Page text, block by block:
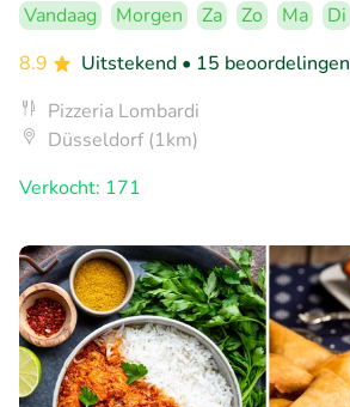
Vandaag Morgen Za Zo Ma Di
8.9
Uitstekend • 15 beoordelingen
Pizzeria Lombardi
Düsseldorf (1km)
Verkocht: 171